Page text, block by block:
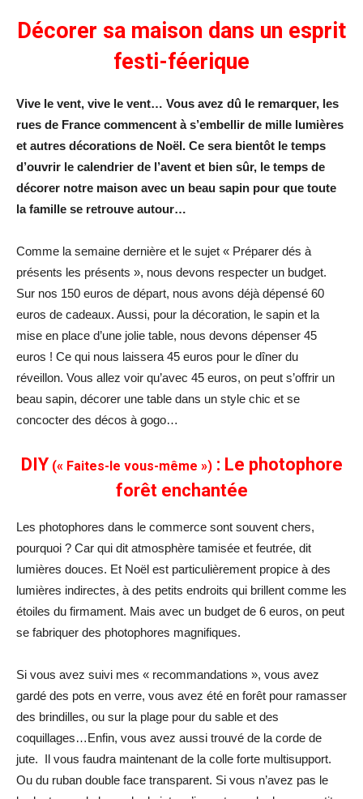
Décorer sa maison dans un esprit
festi-féerique
Vive le vent, vive le vent… Vous avez dû le remarquer, les
rues de France commencent à s’embellir de mille lumières
et autres décorations de Noël. Ce sera bientôt le temps
d’ouvrir le calendrier de l’avent et bien sûr, le temps de
décorer notre maison avec un beau sapin pour que toute
la famille se retrouve autour…
Comme la semaine dernière et le sujet « Préparer dés à
présents les présents », nous devons respecter un budget.
Sur nos 150 euros de départ, nous avons déjà dépensé 60
euros de cadeaux. Aussi, pour la décoration, le sapin et la
mise en place d’une jolie table, nous devons dépenser 45
euros ! Ce qui nous laissera 45 euros pour le dîner du
réveillon. Vous allez voir qu’avec 45 euros, on peut s’offrir un
beau sapin, décorer une table dans un style chic et se
concocter des décos à gogo…
DIY (« Faites-le vous-même »): Le photophore
forêt enchantée
Les photophores dans le commerce sont souvent chers,
pourquoi ? Car qui dit atmosphère tamisée et feutrée, dit
lumières douces. Et Noël est particulièrement propice à des
lumières indirectes, à des petits endroits qui brillent comme les
étoiles du firmament. Mais avec un budget de 6 euros, on peut
se fabriquer des photophores magnifiques.
Si vous avez suivi mes « recommandations », vous avez
gardé des pots en verre, vous avez été en forêt pour ramasser
des brindilles, ou sur la plage pour du sable et des
coquillages…Enfin, vous avez aussi trouvé de la corde de
jute. Il vous faudra maintenant de la colle forte multisupport.
Ou du ruban double face transparent. Si vous n’avez pas le